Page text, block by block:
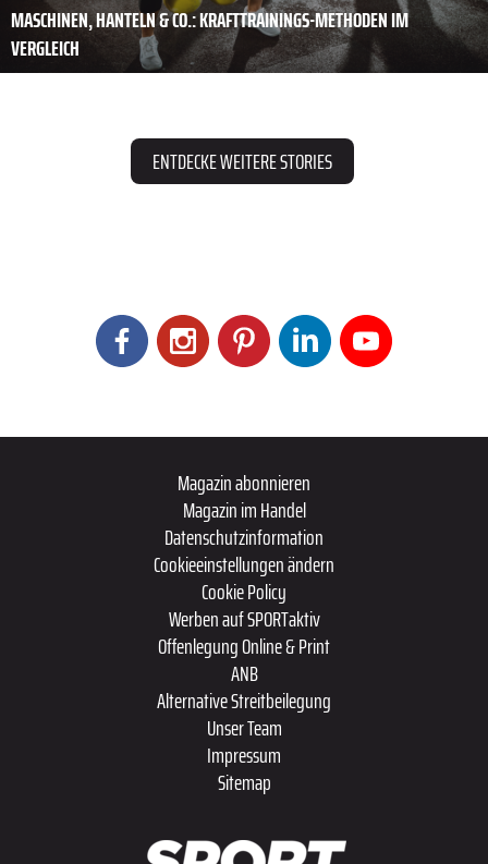
MASCHINEN, HANTELN & CO.: KRAFTTRAININGS-METHODEN IM
VERGLEICH
ENTDECKE WEITERE STORIES
Magazin abonnieren
Magazin im Handel
Datenschutzinformation
Cookieeinstellungen ändern
Cookie Policy
Werben auf SPORTaktiv
Offenlegung Online & Print
ANB
Alternative Streitbeilegung
Unser Team
Impressum
Sitemap